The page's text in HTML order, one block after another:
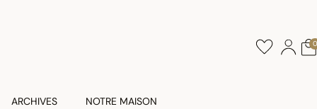
0
ARCHIVES NOTRE MAISON